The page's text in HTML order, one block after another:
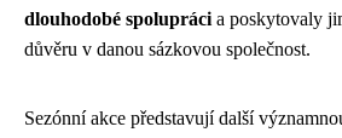
dlouhodobé spolupráci a poskytovaly
důvěru v danou sázkovou společnost.
Sezónní akce představují další